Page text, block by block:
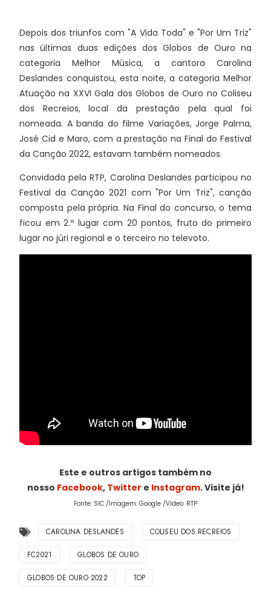
Depois dos triunfos com "A Vida Toda" e "Por Um Triz"
nas últimas duas edições dos Globos de Ouro na
categoria Melhor Música, a cantora Carolina
Deslandes conquistou, esta noite, a categoria Melhor
Atuação na XXVI Gala dos Globos de Ouro no Coliseu
dos Recreios, local da prestação pela qual foi
nomeada. A banda do filme Variações, Jorge Palma,
José Cid e Maro, com a prestação na Final do Festival
da Canção 2022, estavam também nomeados.
Convidada pela RTP, Carolina Deslandes participou no
Festival da Canção 2021 com "Por Um Triz", canção
composta pela própria. Na Final do concurso, o tema
ficou em 2.º lugar com 20 pontos, fruto do primeiro
lugar no júri regional e o terceiro no televoto.
Este e outros artigos também no
nosso Facebook, Twitter e Instagram. Visite já!
Fonte: SIC /Imagem: Google /Vídeo: RTP
CAROLINA DESLANDES COLISEU DOS RECREIOS
FC2021 GLOBOS DE OURO
GLOBOS DE OURO 2022 TOP